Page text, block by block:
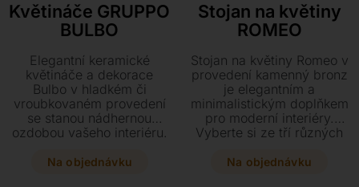
Květináče GRUPPO
BULBO
Elegantní keramické
květináče a dekorace
Bulbo v hladkém či
vroubkovaném provedení
se stanou nádhernou
ozdobou vašeho interiéru.
lesklých povrchů, jako je
Na objednávku
Stojan na květiny
ROMEO
Stojan na květiny Romeo v
provedení kamenný bronz
je elegantním a
minimalistickým doplňkem
pro moderní interiéry.
Vyberte si ze tří různých
stabilní kovové konstrukci
Na objednávku